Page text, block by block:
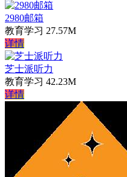
2980邮箱
教育学习 27.57M
详情
芝士派听力
教育学习 42.23M
详情